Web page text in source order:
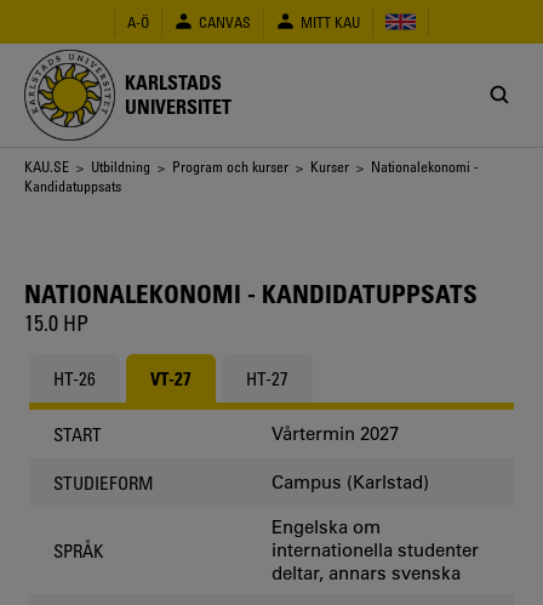
huvudinnehåll
A-Ö CANVAS MITT KAU
KARLSTADS
UNIVERSITET
Länkstig
KAU.SE > Utbildning > Program och kurser > Kurser > Nationalekonomi -
Kandidatuppsats
NATIONALEKONOMI - KANDIDATUPPSATS
15.0 HP
HT-26 VT-27 HT-27
START Vårtermin 2027
STUDIEFORM Campus (Karlstad)
SPRÅK
Engelska om
internationella studenter
deltar, annars svenska